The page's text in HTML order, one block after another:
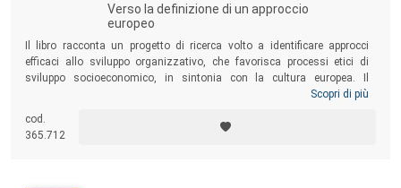
Verso la definizione di un approccio
europeo
Il libro racconta un progetto di ricerca volto a identificare approcci
efficaci allo sviluppo organizzativo, che favorisca processi etici di
sviluppo socioeconomico, in sintonia con la cultura europea. Il
progetto ha coinvolto figure significative per lo svolgersi delle fasi
Particolarmente prezioso è stato il contributo di Francesco Novara,
esperto internazionale di ergonomia delle organizzazioni e pioniere
Scopri di più
cod.
365.712